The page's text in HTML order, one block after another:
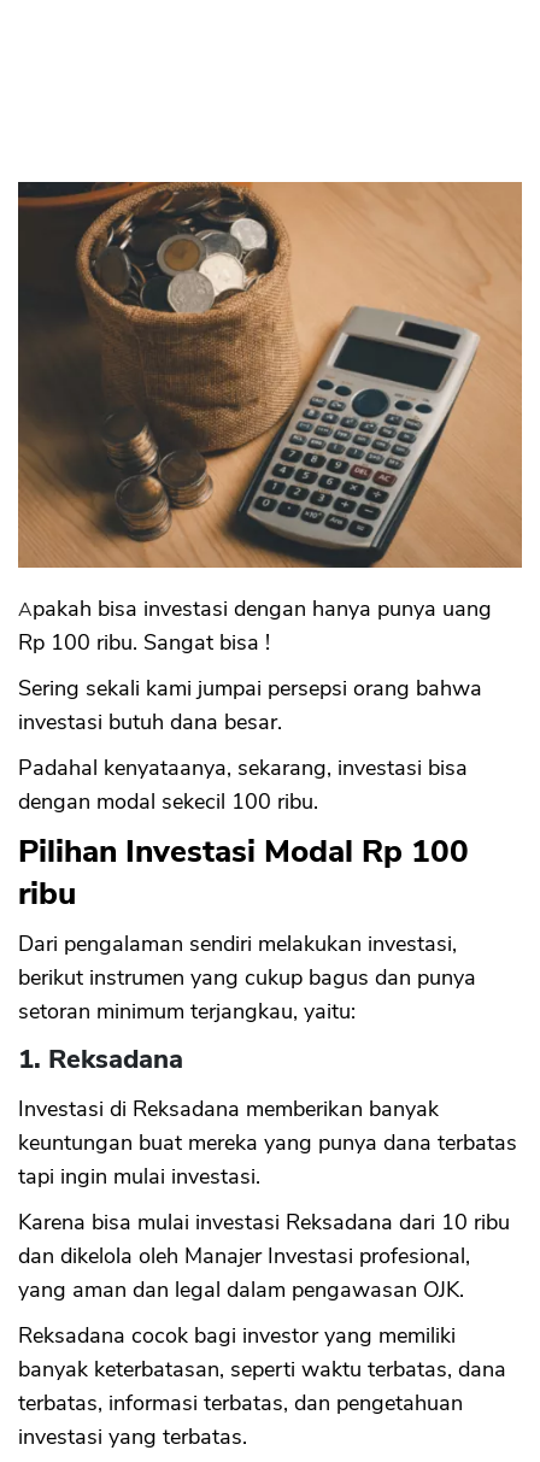
Exchange
Asuransi
Asuransi Jiwa
Asuransi Kesehatan
Asuransi Syariah
Apakah bisa investasi dengan hanya punya uang
Rp 100 ribu. Sangat bisa !
Sering sekali kami jumpai persepsi orang bahwa
investasi butuh dana besar.
Padahal kenyataanya, sekarang, investasi bisa
dengan modal sekecil 100 ribu.
Pilihan Investasi Modal Rp 100
ribu
Dari pengalaman sendiri melakukan investasi,
berikut instrumen yang cukup bagus dan punya
setoran minimum terjangkau, yaitu:
1. Reksadana
Investasi di Reksadana memberikan banyak
keuntungan buat mereka yang punya dana terbatas
tapi ingin mulai investasi.
Karena bisa mulai investasi Reksadana dari 10 ribu
dan dikelola oleh Manajer Investasi profesional,
yang aman dan legal dalam pengawasan OJK.
Reksadana cocok bagi investor yang memiliki
banyak keterbatasan, seperti waktu terbatas, dana
terbatas, informasi terbatas, dan pengetahuan
investasi yang terbatas.